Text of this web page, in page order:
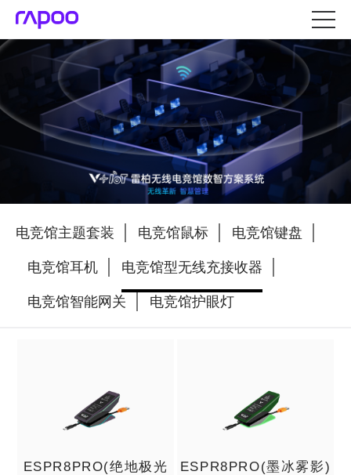
电竞馆主题套装 电竞馆鼠标 电竞馆键盘
电竞馆耳机 电竞馆型无线充接收器
电竞馆智能网关 电竞馆护眼灯
ESPR8PRO(绝地极光 ESPR8PRO(墨冰雾影)